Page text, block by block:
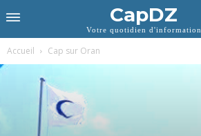
CapDZ
Votre quotidien d'information
Accueil Cap sur Oran